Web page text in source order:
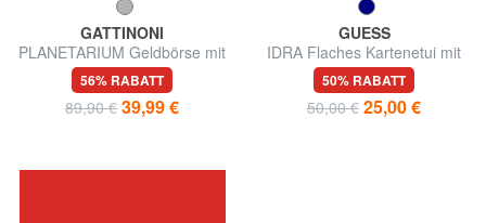
GATTINONI
PLANETARIUM Geldbörse mit
Rundum-Reißverschluss
56% RABATT
89,90 € 39,99 €
GUESS
IDRA Flaches Kartenetui mit
Reißverschluss
50% RABATT
50,00 € 25,00 €